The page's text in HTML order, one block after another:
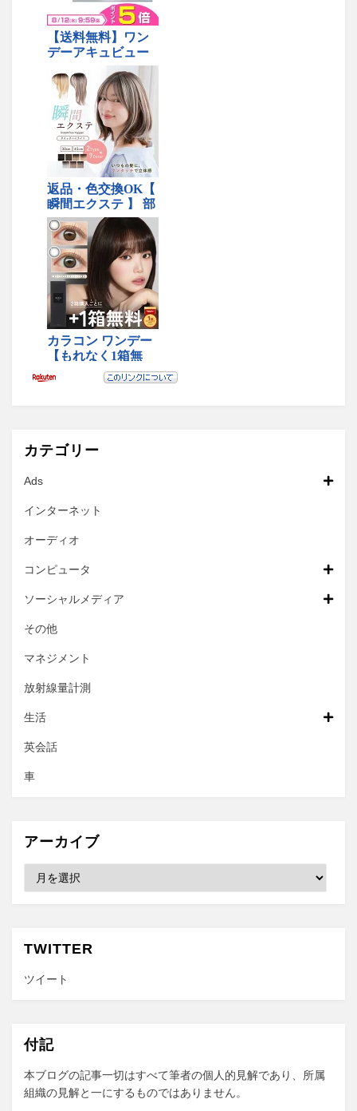
カテゴリー
Ads
インターネット
オーディオ
コンピュータ
ソーシャルメディア
その他
マネジメント
放射線量計測
生活
英会話
車
アーカイブ
ブ
TWITTER
ツイート
付記
本ブログの記事一切はすべて筆者の個人的見解であり、所属
組織の見解と一にするものではありません。